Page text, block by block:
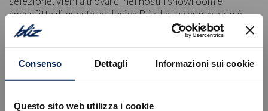
Consenso Dettagli Informazioni sui cookie
Questo sito web utilizza i cookie
approfitta di questa esclusiva Bliz. La tua nuova auto è
pronta a partire con te!